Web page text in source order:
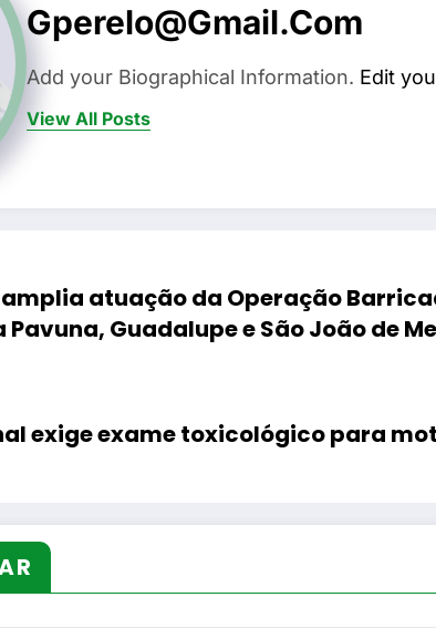
Gperelo@gmail.com
Add your Biographical Information. Edit
View All Posts
atuação da Operação
Pavuna, Guadalupe e São João de
exige exame toxicológico para